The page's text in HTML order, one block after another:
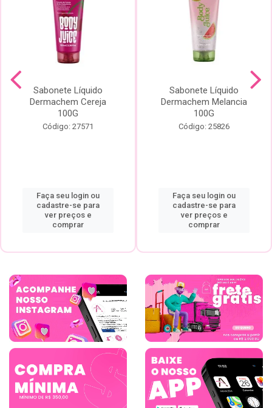
Sabonete Líquido
Dermachem Cereja
100G
Código: 27571
Faça seu login ou
cadastre-se para
ver preços e
comprar
Sabonete Líquido
Dermachem Melancia
100G
Código: 25826
Faça seu login ou
cadastre-se para
ver preços e
comprar